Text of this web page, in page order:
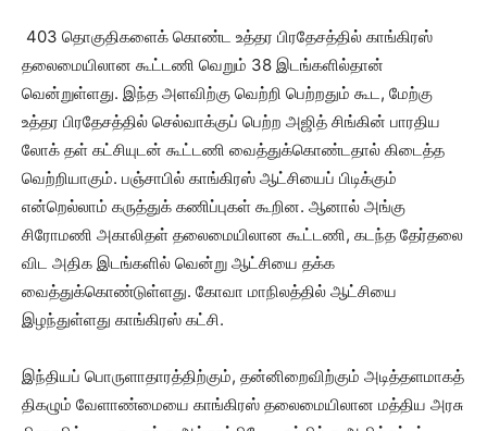
403 தொகுதிகளைக் கொண்ட உத்தர பிரதேசத்தில் காங்கிரஸ்
தலைமையிலான கூட்டணி வெறும் 38 இடங்களில்தான்
வென்றுள்ளது. இந்த அளவிற்கு வெற்றி பெற்றதும் கூட, மேற்கு
உத்தர பிரதேசத்தில் செல்வாக்குப் பெற்ற அஜித் சிங்கின் பாரதிய
லோக் தள் கட்சியுடன் கூட்டணி வைத்துக்கொண்டதால் கிடைத்த
வெற்றியாகும். பஞ்சாபில் காங்கிரஸ் ஆட்சியைப் பிடிக்கும்
என்றெல்லாம் கருத்துக் கணிப்புகள் கூறின. ஆனால் அங்கு
சிரோமணி அகாலிதள் தலைமையிலான கூட்டணி, கடந்த தேர்தலை
விட அதிக இடங்களில் வென்று ஆட்சியை தக்க
வைத்துக்கொண்டுள்ளது. கோவா மாநிலத்தில் ஆட்சியை
இழந்துள்ளது காங்கிரஸ் கட்சி.
இந்தியப் பொருளாதாரத்திற்கும், தன்னிறைவிற்கும் அடித்தளமாகத்
திகழும் வேளாண்மையை காங்கிரஸ் தலைமையிலான மத்திய அரசு